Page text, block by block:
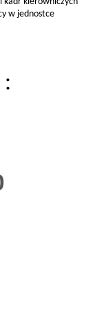
w jednostce